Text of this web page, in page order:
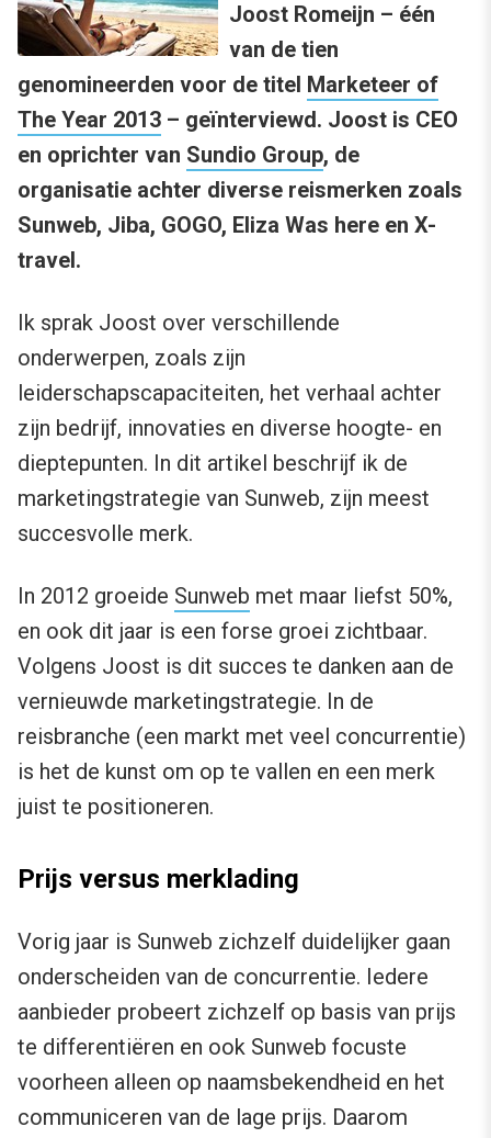
Joost Romeijn – één
van de tien
genomineerden voor de titel Marketeer of
The Year 2013 – geïnterviewd. Joost is CEO
en oprichter van Sundio Group, de
organisatie achter diverse reismerken zoals
Sunweb, Jiba, GOGO, Eliza Was here en X-
travel.
Ik sprak Joost over verschillende
onderwerpen, zoals zijn
leiderschapscapaciteiten, het verhaal achter
zijn bedrijf, innovaties en diverse hoogte- en
dieptepunten. In dit artikel beschrijf ik de
marketingstrategie van Sunweb, zijn meest
succesvolle merk.
In 2012 groeide Sunweb met maar liefst 50%,
en ook dit jaar is een forse groei zichtbaar.
Volgens Joost is dit succes te danken aan de
vernieuwde marketingstrategie. In de
reisbranche (een markt met veel concurrentie)
is het de kunst om op te vallen en een merk
juist te positioneren.
Prijs versus merklading
Vorig jaar is Sunweb zichzelf duidelijker gaan
onderscheiden van de concurrentie. Iedere
aanbieder probeert zichzelf op basis van prijs
te differentiëren en ook Sunweb focuste
voorheen alleen op naamsbekendheid en het
communiceren van de lage prijs. Daarom